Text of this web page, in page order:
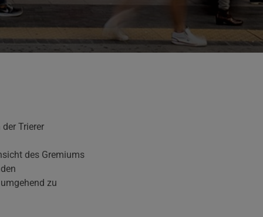
Trierer
des Gremiums
zu